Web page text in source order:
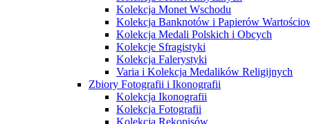
Kolekcja Monet Wschodu
Kolekcja Banknotów i Papierów
Kolekcja Medali Polskich i Obcych
Kolekcje Sfragistyki
Kolekcja Falerystyki
Varia i Kolekcja Medalików Religijnych
Zbiory Fotografii i Ikonografii
Kolekcja Ikonografii
Kolekcja Fotografii
Kolekcja Rękopisów